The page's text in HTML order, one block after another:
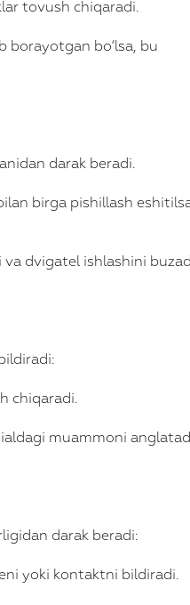
tovush chiqaradi.
borayotgan bo‘lsa, bu
darak beradi.
birga pishillash
va dvigatel ishlashini
chiqaradi.
muammoni
darak beradi:
yoki kontaktni bildiradi.